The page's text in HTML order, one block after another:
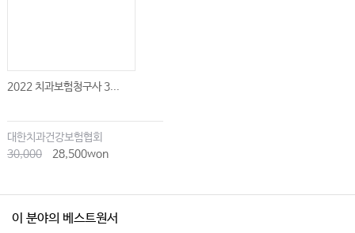
2022 치과보험청구사 3...
대한치과건강보험협회
30,000
28,500won
이 분야의 베스트원서